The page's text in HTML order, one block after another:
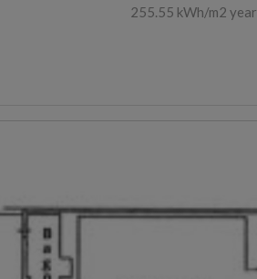
255.55 kWh/m2 year